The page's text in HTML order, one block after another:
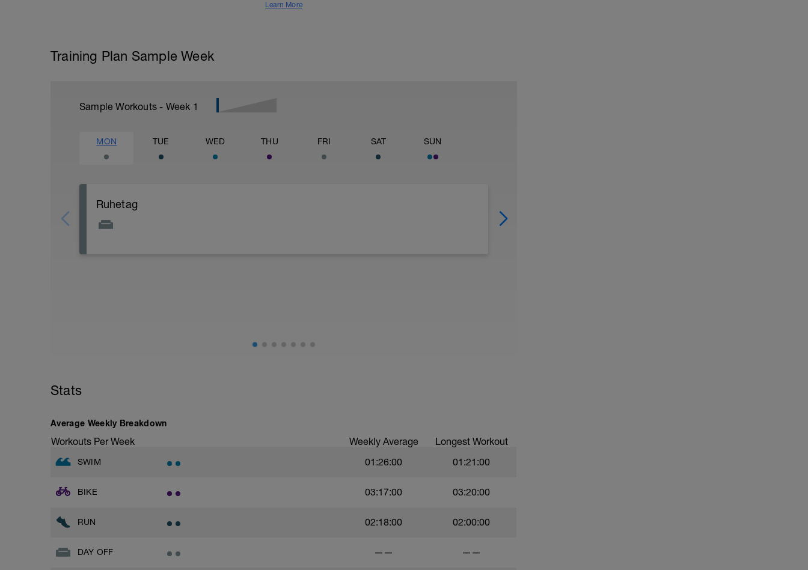
Learn More
Training Plan Sample Week
Sample Workouts - Week 1
MON TUE WED THU FRI SAT SUN
Ruhetag
Stats
Average Weekly Breakdown
Workouts Per Week Weekly Average Longest Workout
SWIM 01:26:00 01:21:00
BIKE 03:17:00 03:20:00
RUN 02:18:00 02:00:00
DAY OFF —— ——